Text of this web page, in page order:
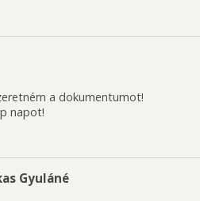
a dokumentumot!
napot!
Gyuláné